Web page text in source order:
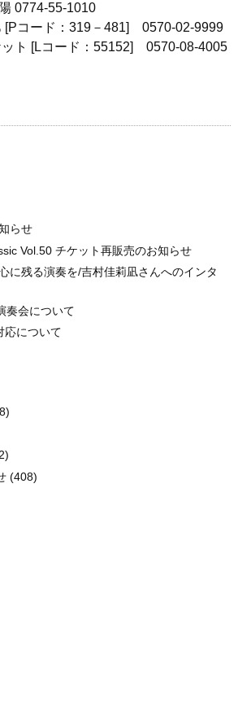
0774-55-1010
[Pコード： 319－ 481]
0570-02-9999
ト [Lコード： 55152] 0570-08-4005
らせ
Vol.50 チケット再販売のお知らせ
に残る演奏を/吉村佳莉凪さんへのインタ
奏会について
応について
(408)